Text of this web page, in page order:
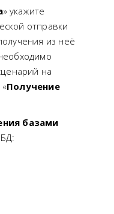
» укажите
отправки
из неё
на
Получение
базами